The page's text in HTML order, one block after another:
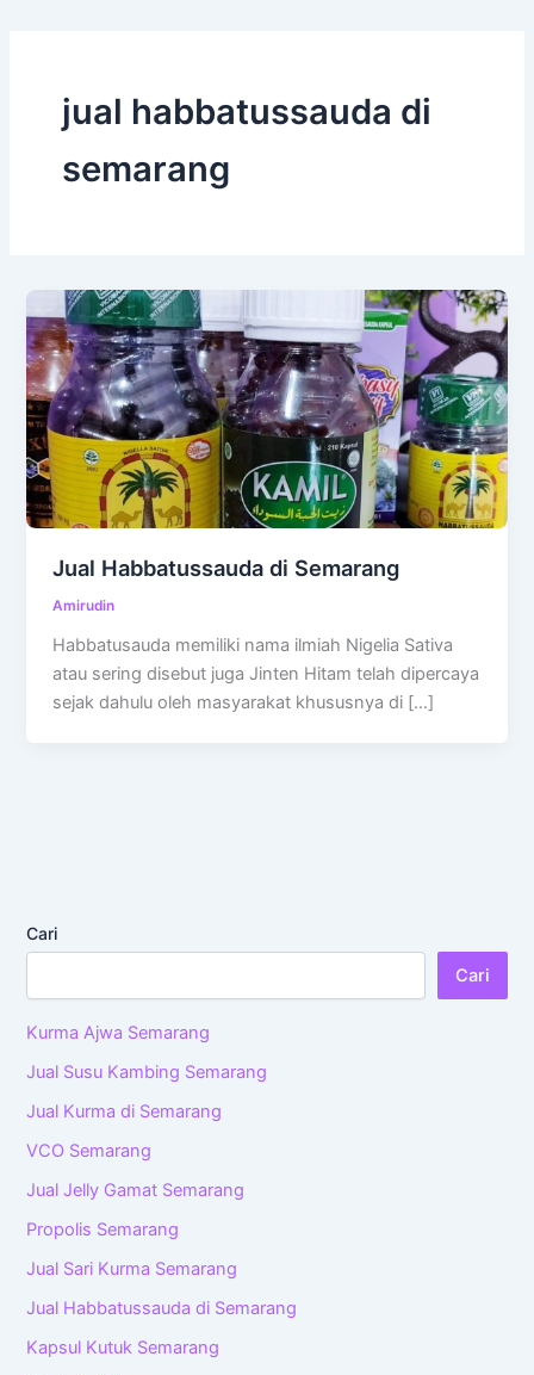
jual habbatussauda di
semarang
Jual Habbatussauda di Semarang
Amirudin
Habbatusauda memiliki nama ilmiah Nigelia Sativa
atau sering disebut juga Jinten Hitam telah dipercaya
sejak dahulu oleh masyarakat khususnya di […]
Cari
Cari
Kurma Ajwa Semarang
Jual Susu Kambing Semarang
Jual Kurma di Semarang
VCO Semarang
Jual Jelly Gamat Semarang
Propolis Semarang
Jual Sari Kurma Semarang
Jual Habbatussauda di Semarang
Kapsul Kutuk Semarang